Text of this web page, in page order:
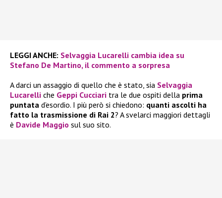
LEGGI ANCHE: Selvaggia Lucarelli cambia idea su
Stefano De Martino, il commento a sorpresa
A darci un assaggio di quello che è stato, sia Selvaggia
Lucarelli che Geppi Cucciari tra le due ospiti della prima
puntata d’esordio. I più però si chiedono: quanti ascolti ha
fatto la trasmissione di Rai 2? A svelarci maggiori dettagli
è Davide Maggio sul suo sito.